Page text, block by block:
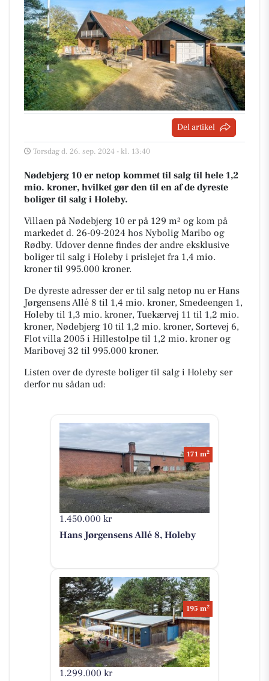
Del artikel
Torsdag d. 26. sep. 2024 - kl. 13:40
Nødebjerg 10 er netop kommet til salg til hele 1,2
mio. kroner, hvilket gør den til en af de dyreste
boliger til salg i Holeby.
Villaen på Nødebjerg 10 er på 129 m² og kom på
markedet d. 26-09-2024 hos Nybolig Maribo og
Rødby. Udover denne findes der andre eksklusive
boliger til salg i Holeby i prislejet fra 1,4 mio.
kroner til 995.000 kroner.
De dyreste adresser der er til salg netop nu er Hans
Jørgensens Allé 8 til 1,4 mio. kroner, Smedeengen 1,
Holeby til 1,3 mio. kroner, Tuekærvej 11 til 1,2 mio.
kroner, Nødebjerg 10 til 1,2 mio. kroner, Sortevej 6,
Flot villa 2005 i Hillestolpe til 1,2 mio. kroner og
Maribovej 32 til 995.000 kroner.
Listen over de dyreste boliger til salg i Holeby ser
derfor nu sådan ud:
1.450.000 kr
171 m2
Hans Jørgensens Allé 8, Holeby
1.299.000 kr
195 m2